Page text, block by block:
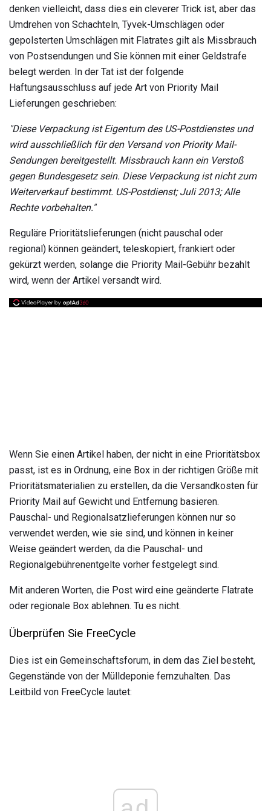
denken vielleicht, dass dies ein cleverer Trick ist, aber das
Umdrehen von Schachteln, Tyvek-Umschlägen oder
gepolsterten Umschlägen mit Flatrates gilt als Missbrauch
von Postsendungen und Sie können mit einer Geldstrafe
belegt werden. In der Tat ist der folgende
Haftungsausschluss auf jede Art von Priority Mail
Lieferungen geschrieben:
"Diese Verpackung ist Eigentum des US-Postdienstes und
wird ausschließlich für den Versand von Priority Mail-
Sendungen bereitgestellt. Missbrauch kann ein Verstoß
gegen Bundesgesetz sein. Diese Verpackung ist nicht zum
Weiterverkauf bestimmt. US-Postdienst; Juli 2013; Alle
Rechte vorbehalten."
Reguläre Prioritätslieferungen (nicht pauschal oder
regional) können geändert, teleskopiert, frankiert oder
gekürzt werden, solange die Priority Mail-Gebühr bezahlt
wird, wenn der Artikel versandt wird.
Wenn Sie einen Artikel haben, der nicht in eine Prioritätsbox
passt, ist es in Ordnung, eine Box in der richtigen Größe mit
Prioritätsmaterialien zu erstellen, da die Versandkosten für
Priority Mail auf Gewicht und Entfernung basieren.
Pauschal- und Regionalsatzlieferungen können nur so
verwendet werden, wie sie sind, und können in keiner
Weise geändert werden, da die Pauschal- und
Regionalgebührenentgelte vorher festgelegt sind.
Mit anderen Worten, die Post wird eine geänderte Flatrate
oder regionale Box ablehnen. Tu es nicht.
Überprüfen Sie FreeCycle
Dies ist ein Gemeinschaftsforum, in dem das Ziel besteht,
Gegenstände von der Mülldeponie fernzuhalten. Das
Leitbild von FreeCycle lautet: